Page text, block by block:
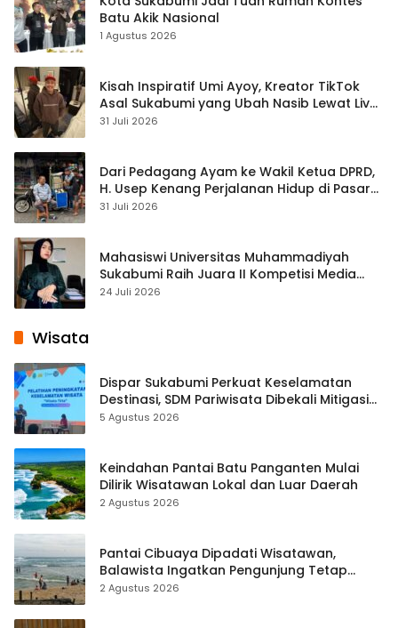
Batu Akik Nasional
1 Agustus 2026
Kisah Inspiratif Umi Ayoy, Kreator TikTok
Asal Sukabumi yang Ubah Nasib Lewat Live
Streaming
31 Juli 2026
Dari Pedagang Ayam ke Wakil Ketua DPRD,
H. Usep Kenang Perjalanan Hidup di Pasar
Cisaat
31 Juli 2026
Mahasiswi Universitas Muhammadiyah
Sukabumi Raih Juara II Kompetisi Media
Pembelajaran Digital Tingkat Internasional
24 Juli 2026
Wisata
Dispar Sukabumi Perkuat Keselamatan
Destinasi, SDM Pariwisata Dibekali Mitigasi
hingga Teknik Evakuasi
5 Agustus 2026
Keindahan Pantai Batu Panganten Mulai
Dilirik Wisatawan Lokal dan Luar Daerah
2 Agustus 2026
Pantai Cibuaya Dipadati Wisatawan,
Balawista Ingatkan Pengunjung Tetap
Waspada
2 Agustus 2026